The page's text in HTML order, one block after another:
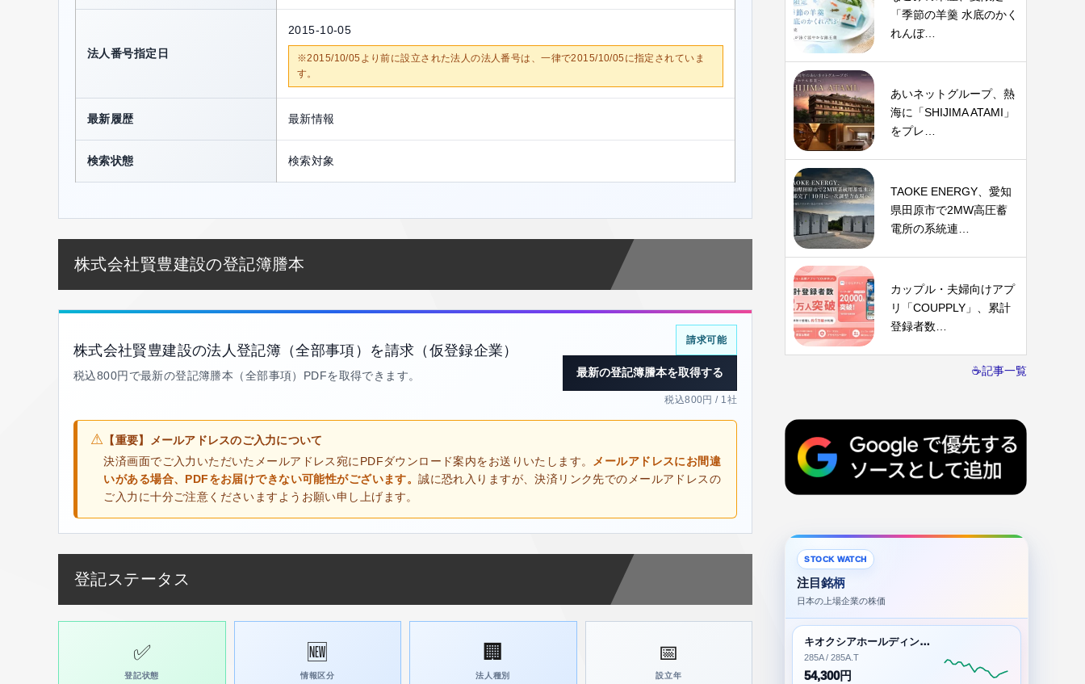
法人番号指定日
2015-10-05
※2015/10/05より前に設立された法人の法人番号は、一律で2015/10/05に指定されていま
す。
最新履歴 最新情報
検索状態 検索対象
株式会社賢豊建設の登記簿謄本
株式会社賢豊建設の法人登記簿（全部事項）を請求（仮登録企業）
税込800円で最新の登記簿謄本（全部事項）PDFを取得できます。
請求可能
最新の登記簿謄本を取得する
税込800円 / 1社
⚠ 【重要】メールアドレスのご入力について
決済画面でご入力いただいたメールアドレス宛にPDFダウンロード案内をお送りいたします。 メールアドレスにお間違
いがある場合、PDFをお届けできない可能性がございます。誠に恐れ入りますが、決済リンク先でのメールアドレスの
ご入力に十分ご注意くださいますようお願い申し上げます。
登記ステータス
✅
登記状態
🆕
情報区分
🏢
法人種別
📅
設立年
「季節の羊羹 水底のかく
れんぼ…
あいネットグループ、熱
海に「SHIJIMA ATAMI」
をプレ…
TAOKE ENERGY、愛知
県田原市で2MW高圧蓄
電所の系統連…
カップル・夫婦向けアプ
リ「COUPPLY」、累計
登録者数…
☕記事一覧
STOCK WATCH
注目銘柄
日本の上場企業の株価
キオクシアホールディングス株式会社
285A / 285A.T
54,300円